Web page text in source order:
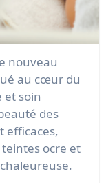
nouveau
au cœur du
et soin
des
efficaces,
ocre et